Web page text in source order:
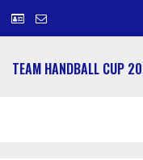
TEAM HANDBALL CUP